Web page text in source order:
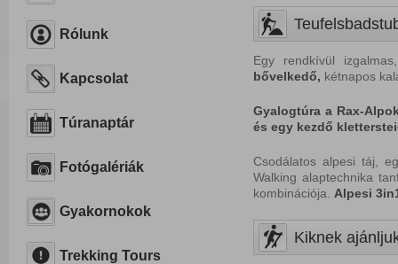
Rólunk
Kapcsolat
Túranaptár
Fotógalériák
Gyakornokok
Trekking Tours
Egy rendkívül
bővelkedő, kétnapos
Gyalogtúra a Rax-
és egy kezdő
Csodálatos alpesi táj,
Walking alaptechnika
kombinációja. Alpesi
Kiknek